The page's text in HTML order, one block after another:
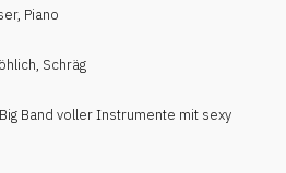
, Piano
, Schräg
Band voller Instrumente mit sexy